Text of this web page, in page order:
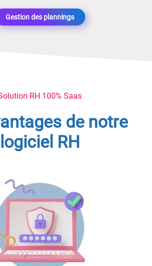
Gestion des plannings
RH 100% Saas
de notre
logiciel RH